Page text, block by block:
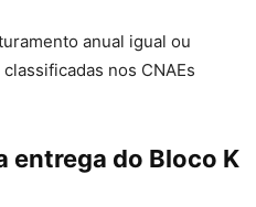
anual igual ou
nos CNAEs
entrega do Bloco K